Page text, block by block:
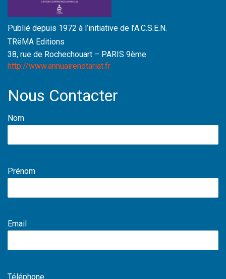
Publié depuis 1972 à l’initiative de l’A.C.S.E.N.
TRëMA Editions
38, rue de Rochechouart – PARIS 9ème
http://www.annuairenotariat.fr
Nous Contacter
Nom
Prénom
Email
Téléphone